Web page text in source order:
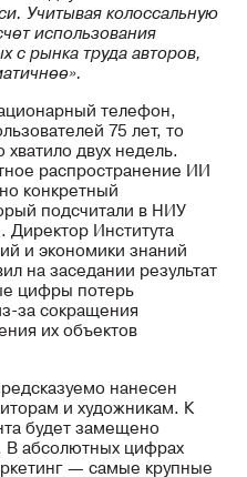
Учитывая колоссальную
использования
с рынка труда авторов,
телефон,
75 лет, то
двух недель.
распространение ИИ
конкретный
подсчитали в НИУ
Директор Института
и экономики знаний
на заседании результат
цифры потерь
за сокращения
их объектов
нанесен
и художникам. К
будет замещено
В абсолютных цифрах
— самые крупные